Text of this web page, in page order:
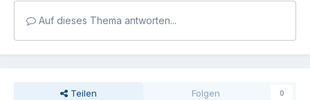
Auf dieses Thema antworten...
Teilen Folgen 0